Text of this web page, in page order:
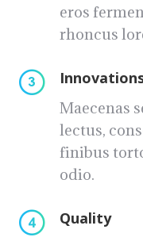
eros
rhoncus
Maecenas
lectus,
finibus
odio.
Quality